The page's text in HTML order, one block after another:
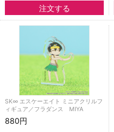
SK∞ エスケーエイト ミニアクリルフ
ィギュア／フラダンス MIYA
880円